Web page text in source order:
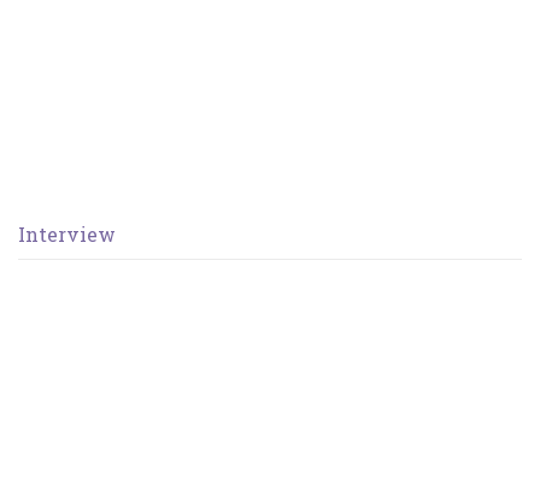
Interview